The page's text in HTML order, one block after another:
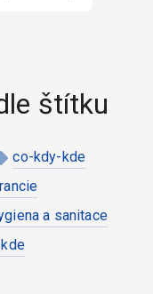
štítku
co-kdy-kde
a sanitace